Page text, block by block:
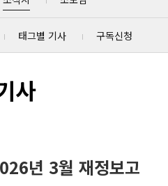
태그별 기사 구독신청
사
년 3월 재정보고